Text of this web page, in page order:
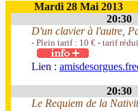
Mardi 28 Mai 2013
20:30
D'un clavier à l'autre,
- Plein tarif : 10 € - tarif
Lien :
20:30
Le Requiem de la